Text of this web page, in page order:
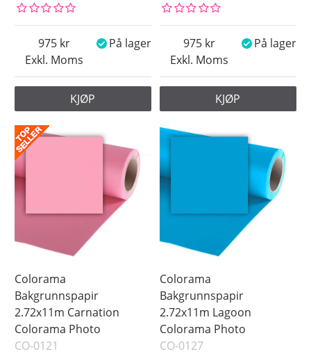
Exkl. Moms
975 På lager
KJØP
Exkl. Moms
975 På lager
KJØP
Colorama
Bakgrunnspapir
2.72x11m Carnation
Colorama Photo
CO-0121
Colorama
Bakgrunnspapir
2.72x11m Lagoon
Colorama Photo
CO-0127